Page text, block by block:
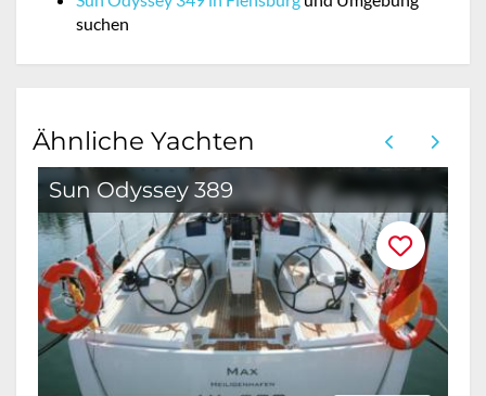
suchen
Ähnliche Yachten
Sun Odyssey 389